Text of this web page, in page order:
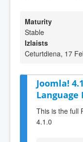
Maturity
Stable
Izlaists
Ceturtdiena, 17
Joomla!
Language
This is the full
4.1.0